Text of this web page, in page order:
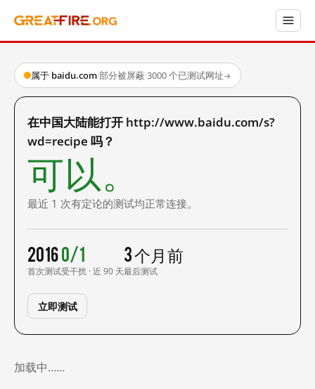
属于 baidu.com·部分被屏蔽·3000 个已测试网址→
在中国大陆能打开 http://www.baidu.com/s?
wd=recipe 吗？
可以。
最近 1 次有定论的测试均正常连接。
2016
首次测试
0/1
受干扰 · 近 90 天
3 个月前
最后测试
立即测试
加载中……